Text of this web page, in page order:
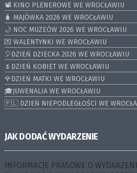
📽️ KINO PLENEROWE WE WROCŁAWIU
🧳 MAJÓWKA 2026 WE WROCŁAWIU
🌙 NOC MUZEÓW 2026 WE WROCŁAWIU
💌 WALENTYNKI WE WROCŁAWIU
🎈DZIEŃ DZIECKA 2026 WE WROCŁAWIU
🌷DZIEŃ KOBIET WE WROCŁAWIU
🌹DZIEŃ MATKI WE WROCŁAWIU
🎓JUWENALIA WE WROCŁAWIU
🇵🇱 DZIEŃ NIEPODLEGŁOŚCI WE
JAK DODAĆ WYDARZENIE
INFORMACJE PRASOWE O